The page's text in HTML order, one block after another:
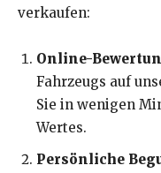
verkaufen:
Online-
Fahrzeugs auf
Sie in wenigen
Wertes.
Persönliche